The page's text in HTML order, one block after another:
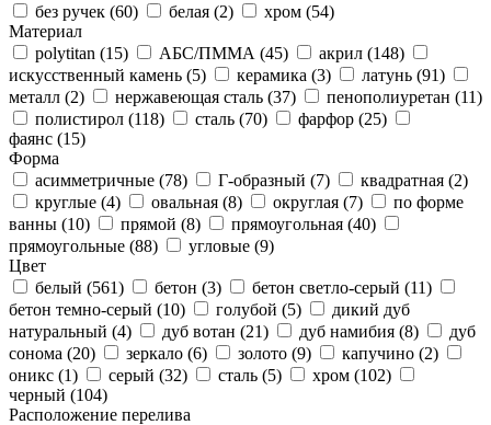
без ручек (60) белая (2) хром (54)
Материал
polytitan (15) АБС/ПММА (45) акрил (148)
искусственный камень (5) керамика (3) латунь (91)
металл (2) нержавеющая сталь (37) пенополиуретан (11)
полистирол (118) сталь (70) фарфор (25)
фаянс (15)
Форма
асимметричные (78) Г-образный (7) квадратная (2)
круглые (4) овальная (8) округлая (7)
по форме
ванны (10) прямой (8) прямоугольная (40)
прямоугольные (88) угловые (9)
Цвет
белый (561) бетон (3) бетон светло-серый (11)
бетон темно-серый (10) голубой (5)
дикий дуб
натуральный (4) дуб вотан (21) дуб намибия (8)
дуб
сонома (20) зеркало (6) золото (9) капучино (2)
оникс (1) серый (32) сталь (5) хром (102)
черный (104)
Расположение перелива